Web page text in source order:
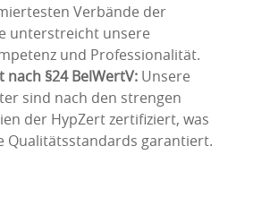
Verbände der
unterstreicht unsere
und Professionalität.
nach §24 BelWertV: Unsere
sind nach den strengen
der HypZert zertifiziert, was
Qualitätsstandards garantiert.